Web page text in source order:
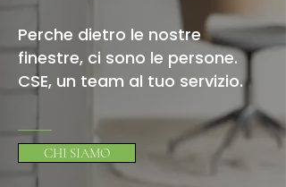
Perche dietro le nostre
finestre, ci sono le persone.
CSE, un team al tuo servizio.
CHI SIAMO